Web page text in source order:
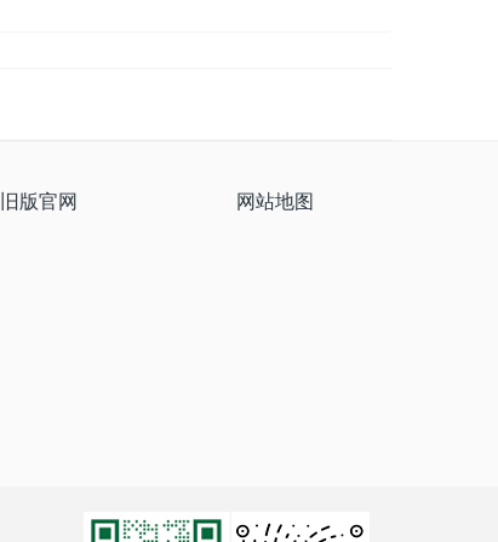
旧版官网 网站地图